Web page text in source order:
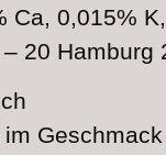
Ca, 0,015%
20 Hamburg
Geschmack